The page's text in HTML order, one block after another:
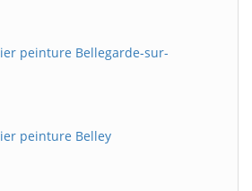
peinture Bellegarde-sur-
peinture Belley